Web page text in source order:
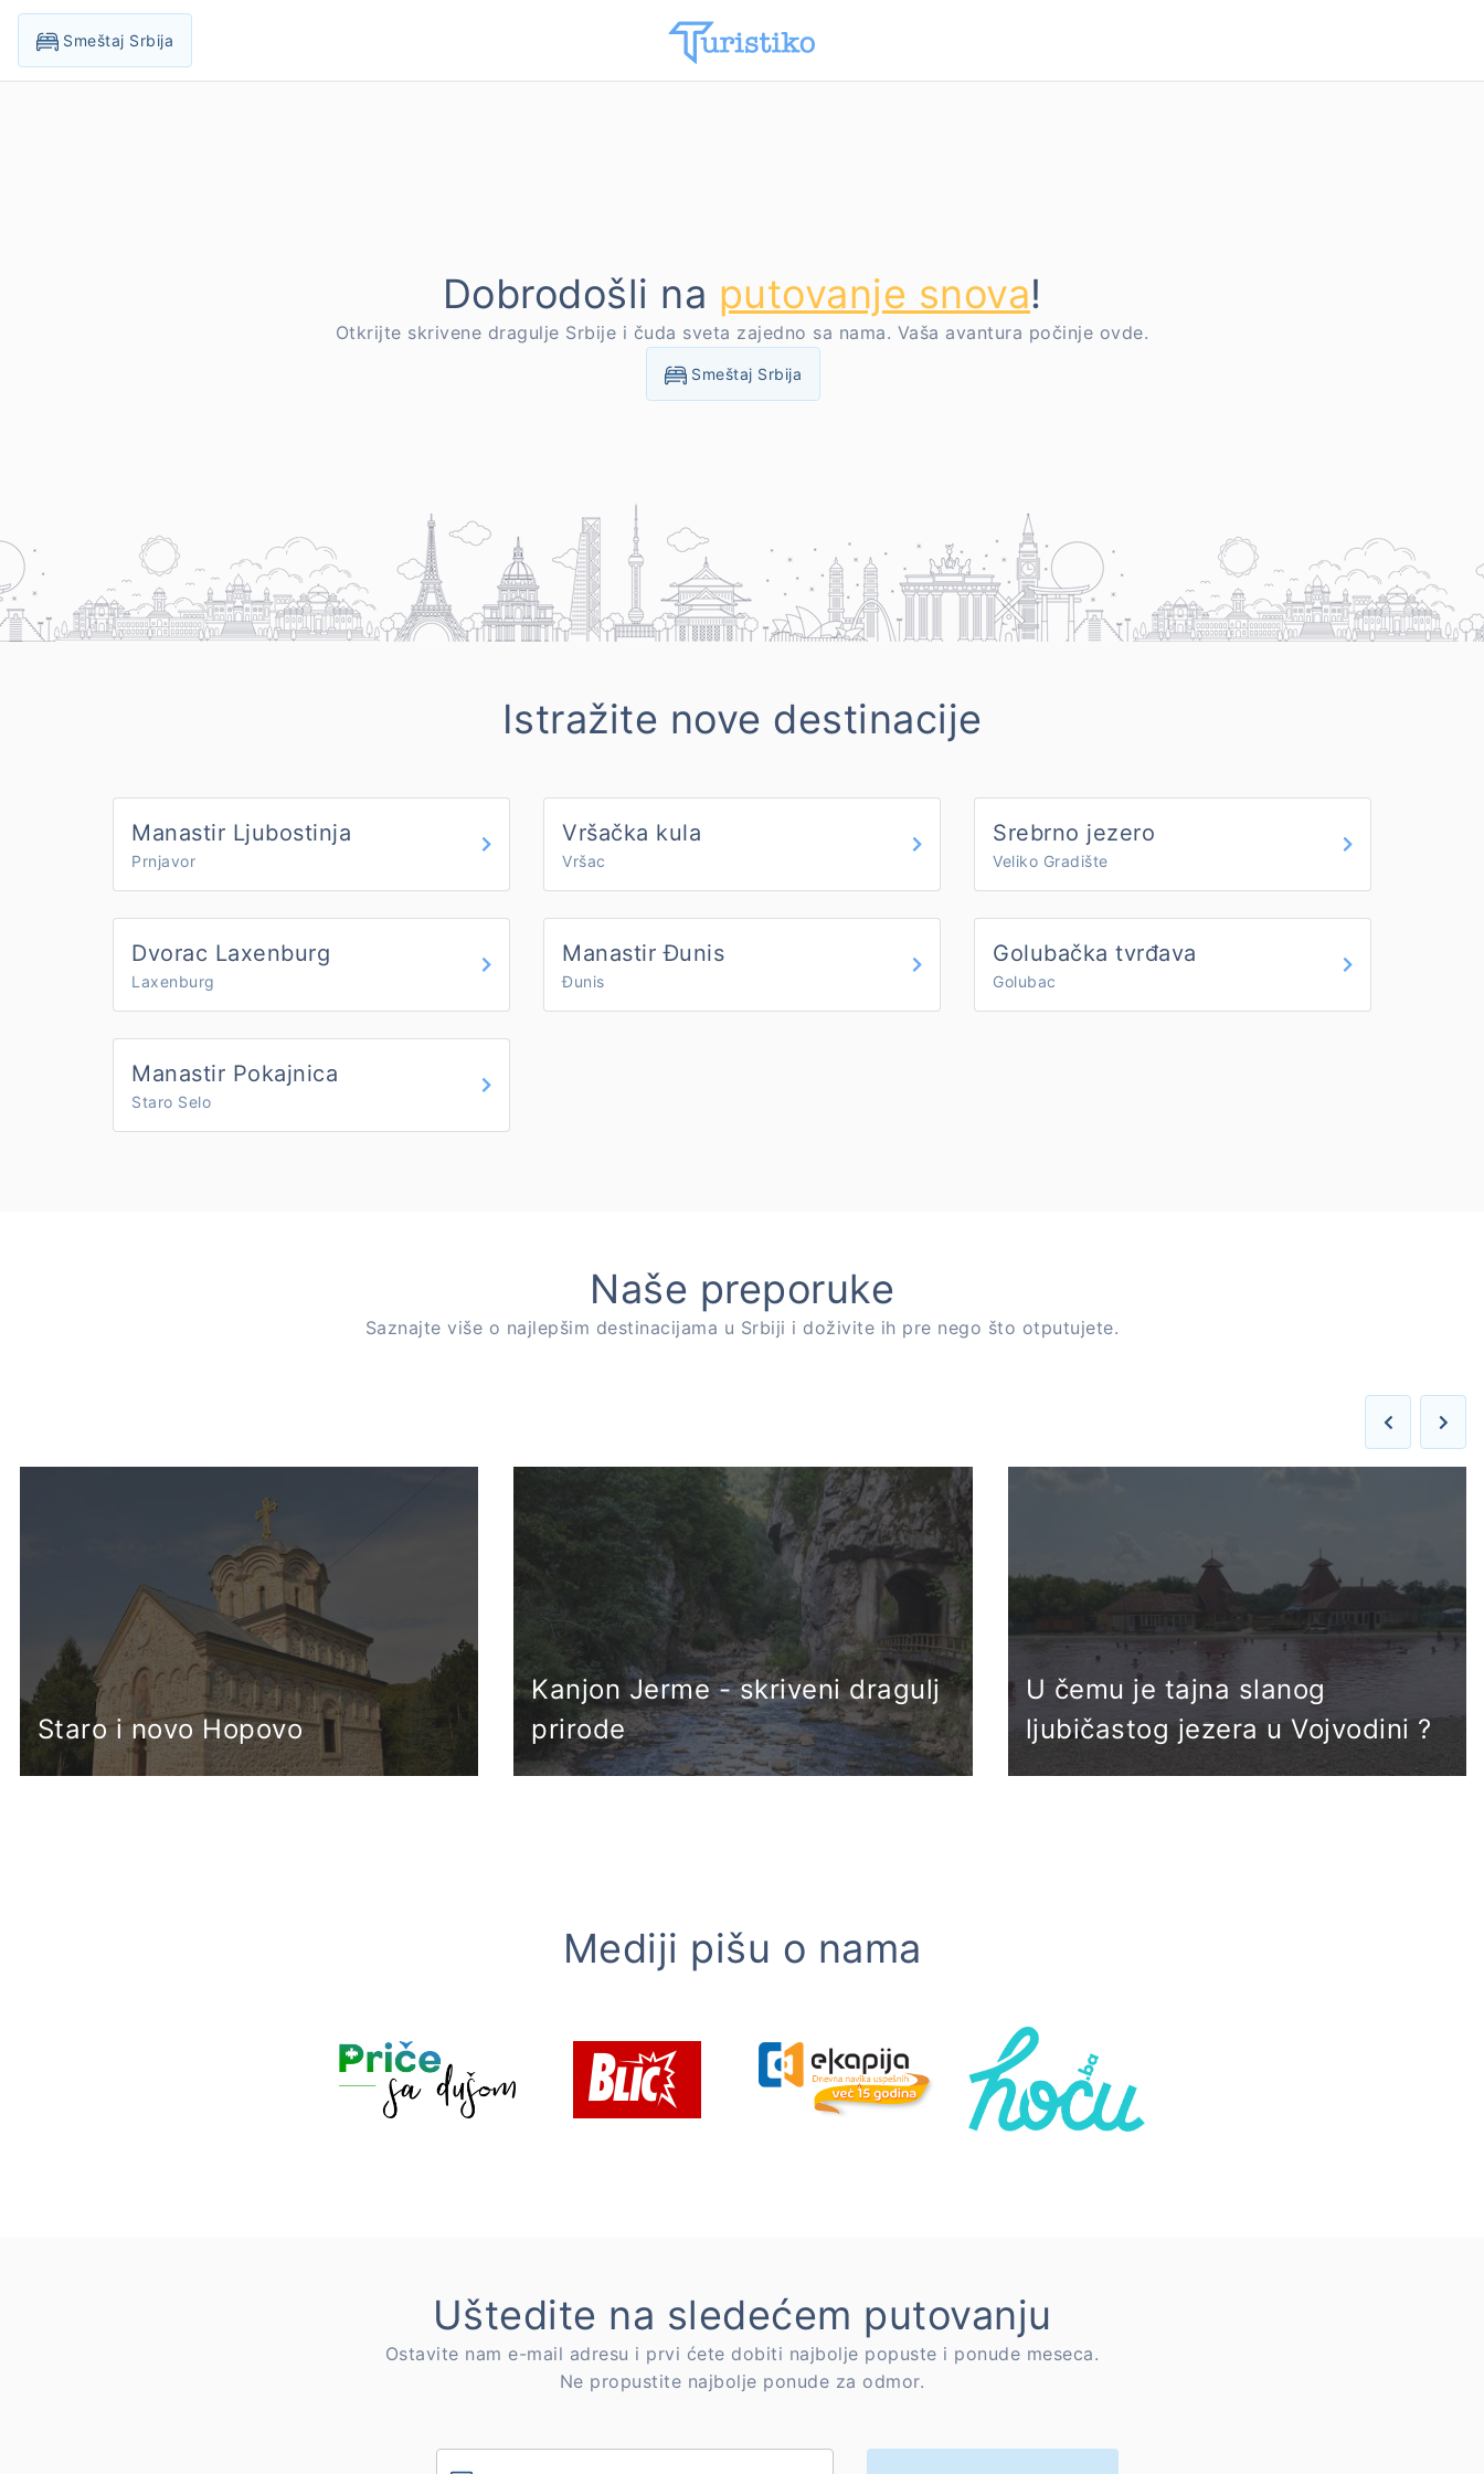
Smeštaj Srbija
Dobrodošli na putovanje snova!
Otkrijte skrivene dragulje Srbije i čuda sveta zajedno sa nama. Vaša avantura počinje ovde.
Smeštaj Srbija
Istražite nove destinacije
Manastir Ljubostinja
Prnjavor
Vršačka kula
Vršac
Srebrno jezero
Veliko Gradište
Dvorac Laxenburg
Laxenburg
Manastir Đunis
Đunis
Golubačka tvrđava
Golubac
Manastir Pokajnica
Staro Selo
Naše preporuke
Saznajte više o najlepšim destinacijama u Srbiji i doživite ih pre nego što otputujete.
Staro i novo Hopovo
Kanjon Jerme - skriveni dragulj
prirode
U čemu je tajna slanog
ljubičastog jezera u Vojvodini ?
Mediji pišu o nama
Uštedite na sledećem putovanju
Ostavite nam e-mail adresu i prvi ćete dobiti najbolje popuste i ponude meseca.
Ne propustite najbolje ponude za odmor.